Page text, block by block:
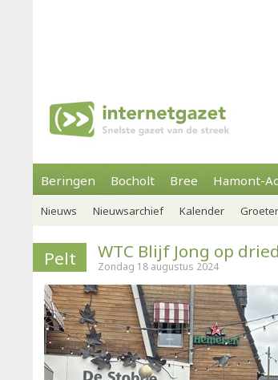
Beringen Bocholt Bree Hamont-
Nieuws Nieuwsarchief Kalender
Pelt WTC Blijf Jong op
Zondag 18 augustus 2024